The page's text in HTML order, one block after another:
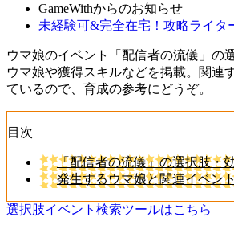
GameWithからのお知らせ
未経験可&完全在宅！攻略ライタ
ウマ娘のイベント「配信者の流儀」の
ウマ娘や獲得スキルなどを掲載。関連
ているので、育成の参考にどうぞ。
目次
「配信者の流儀」の選択肢・
発生するウマ娘と関連イベン
選択肢イベント検索ツールはこちら